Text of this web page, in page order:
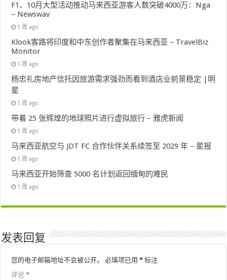
F1、10月大型活动推动马来西亚游客人数突破4000万：Nga
– Newswav
1 周 ago
Klook客路将印度和中东创作者聚集在马来西亚 – TravelBiz
Monitor
1 周 ago
杨忠礼房地产信托因旅游需求强劲而看到酒店业前景稳定 |明
星
1 周 ago
带着 25 张辉煌的地球照片进行虚拟旅行 – 雅虎新闻
1 周 ago
马来西亚航空与 JDT FC 合作伙伴关系续签至 2029 年 – 星报
1 周 ago
马来西亚开始筛查 5000 名计划返回缅甸的难民
1 周 ago
发表回复
您的电子邮箱地址不会被公开。 必填项已用* 标注
评论*